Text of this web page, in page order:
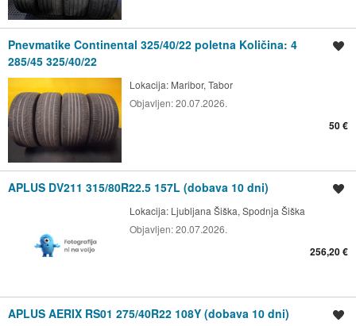
Pnevmatike Continental 325/40/22 poletna Količina: 4
285/45 325/40/22
Lokacija: Maribor, Tabor
Objavljen:20.07.2026.
50 €
APLUS DV211 315/80R22.5 157L (dobava 10 dni)
Lokacija: Ljubljana Šiška, Spodnja Šiška
Objavljen:20.07.2026.
256,20 €
APLUS AERIX RS01 275/40R22 108Y (dobava 10 dni)